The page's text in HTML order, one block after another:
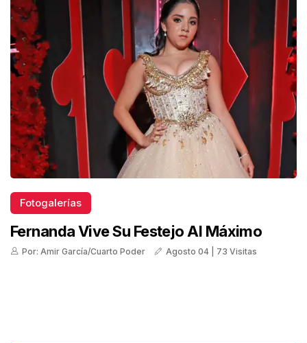
Fotogalerías
Fernanda Vive Su Festejo Al Máximo
Por: Amir García/Cuarto Poder Agosto 04 | 73 Visitas